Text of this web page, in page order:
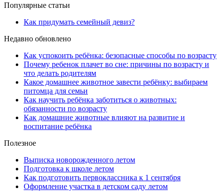
Популярные статьи
Как придумать семейный девиз?
Недавно обновлено
Как успокоить ребёнка: безопасные способы по возрасту
Почему ребенок плачет во сне: причины по возрасту и
что делать родителям
Какое домашнее животное завести ребёнку: выбираем
питомца для семьи
Как научить ребёнка заботиться о животных:
обязанности по возрасту
Как домашние животные влияют на развитие и
воспитание ребёнка
Полезное
Выписка новорожденного летом
Подготовка к школе летом
Как подготовить первоклассника к 1 сентября
Оформление участка в детском саду летом